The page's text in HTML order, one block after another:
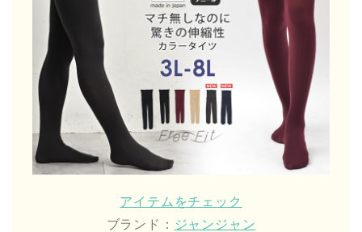
アイテムをチェック
ブランド： ジャンジャン